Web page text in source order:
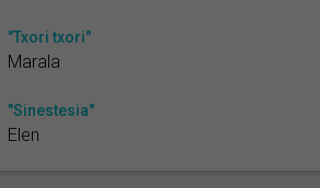
"Txori txori"
Marala
"Sinestesia"
Elen